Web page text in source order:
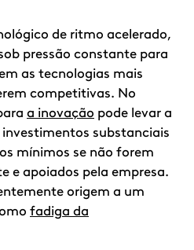
de ritmo acelerado,
pressão constante para
as tecnologias mais
competitivas. No
a inovação pode levar a
substanciais
mínimos se não forem
e apoiados pela empresa.
origem a um
fadiga da